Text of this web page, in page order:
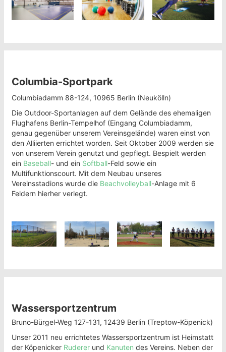
Columbia-Sportpark
Columbiadamm 88-124, 10965 Berlin (Neukölln)
Die Outdoor-Sportanlagen auf dem Gelände des ehemaligen
Flughafens Berlin-Tempelhof (Eingang Columbiadamm,
genau gegenüber unserem Vereinsgelände) waren einst von
den Alliierten errichtet worden. Seit Oktober 2009 werden sie
von unserem Verein genutzt und gepflegt. Bespielt werden
ein Baseball- und ein Softball-Feld sowie ein
Multifunktionscourt. Mit dem Neubau unseres
Vereinsstadions wurde die Beachvolleyball-Anlage mit 6
Feldern hierher verlegt.
Wassersportzentrum
Bruno-Bürgel-Weg 127-131, 12439 Berlin (Treptow-Köpenick)
Unser 2011 neu errichtetes Wassersportzentrum ist Heimstatt
der Köpenicker Ruderer und Kanuten des Vereins. Neben der